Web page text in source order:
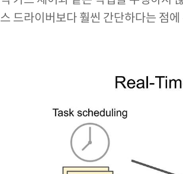
스 드라이버보다 훨씬 간단하다는 점